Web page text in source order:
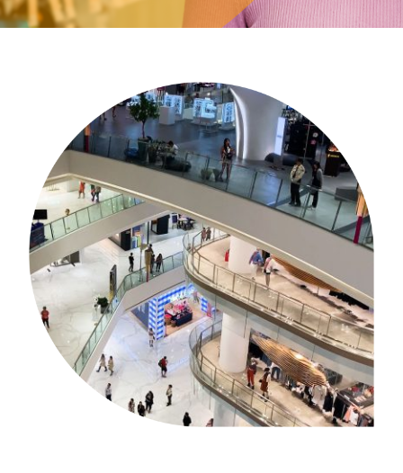
Kirjaudu sisään
FI